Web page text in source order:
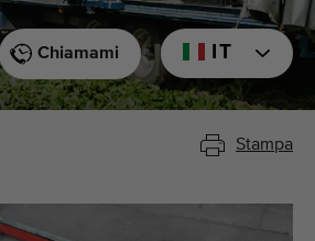
IT
Chiamami
Stampa